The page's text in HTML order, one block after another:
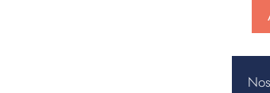
quantité